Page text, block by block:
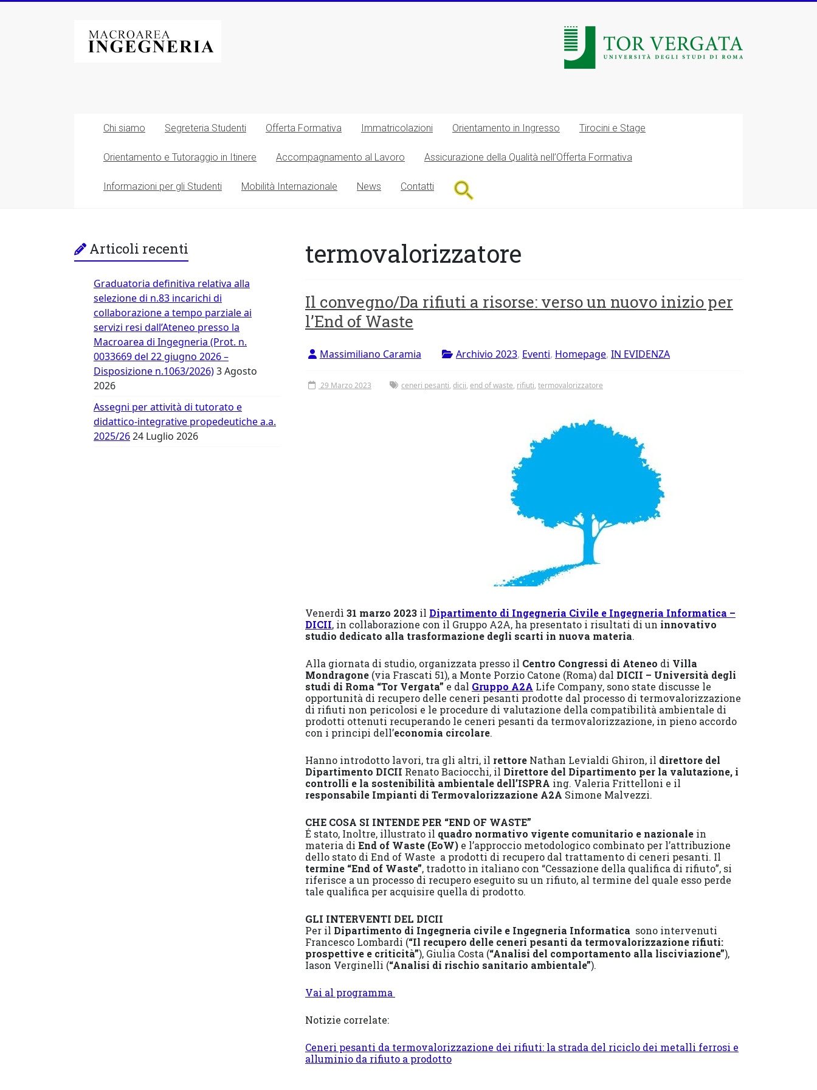
Macroarea
di
Università
degli
Studi
Tor
Vergata
Chi siamo Segreteria Studenti Offerta Formativa Immatricolazioni Orientamento in Ingresso Tirocini e Stage
Orientamento e Tutoraggio in Itinere Accompagnamento al Lavoro Assicurazione della Qualità nell’Offerta Formativa
Informazioni per gli Studenti Mobilità Internazionale News Contatti
termovalorizzatore
Il convegno/Da rifiuti a risorse: verso un nuovo inizio per
l’End of Waste
Massimiliano Caramia Archivio 2023, Eventi, Homepage, IN EVIDENZA
29 Marzo 2023 ceneri pesanti, dicii, end of waste, rifiuti, termovalorizzatore
Venerdì 31 marzo 2023 il Dipartimento di Ingegneria Civile e Ingegneria Informatica –
DICII, in collaborazione con il Gruppo A2A, ha presentato i risultati di un innovativo
studio dedicato alla trasformazione degli scarti in nuova materia.
Alla giornata di studio, organizzata presso il Centro Congressi di Ateneo di Villa
Mondragone (via Frascati 51), a Monte Porzio Catone (Roma) dal DICII – Università degli
studi di Roma “Tor Vergata” e dal Gruppo A2A Life Company, sono state discusse le
opportunità di recupero delle ceneri pesanti prodotte dal processo di termovalorizzazione
di rifiuti non pericolosi e le procedure di valutazione della compatibilità ambientale di
prodotti ottenuti recuperando le ceneri pesanti da termovalorizzazione, in pieno accordo
con i principi dell’economia circolare.
Hanno introdotto lavori, tra gli altri, il rettore Nathan Levialdi Ghiron, il direttore del
Dipartimento DICII Renato Baciocchi, il Direttore del Dipartimento per la valutazione, i
controlli e la sostenibilità ambientale dell’ISPRA ing. Valeria Frittelloni e il
responsabile Impianti di Termovalorizzazione A2A Simone Malvezzi.
CHE COSA SI INTENDE PER “END OF WASTE”
É stato, Inoltre, illustrato il quadro normativo vigente comunitario e nazionale in
materia di End of Waste (EoW) e l’approccio metodologico combinato per l’attribuzione
dello stato di End of Waste a prodotti di recupero dal trattamento di ceneri pesanti. Il
termine “End of Waste”, tradotto in italiano con “Cessazione della qualifica di rifiuto”, si
riferisce a un processo di recupero eseguito su un rifiuto, al termine del quale esso perde
tale qualifica per acquisire quella di prodotto.
GLI INTERVENTI DEL DICII
Per il Dipartimento di Ingegneria civile e Ingegneria Informatica sono intervenuti
Francesco Lombardi (“Il recupero delle ceneri pesanti da termovalorizzazione rifiuti:
prospettive e criticità”), Giulia Costa (“Analisi del comportamento alla lisciviazione”),
Iason Verginelli (“Analisi di rischio sanitario ambientale”).
Vai al programma
Notizie correlate:
Ceneri pesanti da termovalorizzazione dei rifiuti: la strada del riciclo dei metalli ferrosi e
alluminio da rifiuto a prodotto
Articoli recenti
Graduatoria definitiva relativa alla
selezione di n.83 incarichi di
collaborazione a tempo parziale ai
servizi resi dall’Ateneo presso la
Macroarea di Ingegneria (Prot. n.
0033669 del 22 giugno 2026 –
Disposizione n.1063/2026)3 Agosto
2026
Assegni per attività di tutorato e
didattico-integrative propedeutiche a.a.
2025/2624 Luglio 2026